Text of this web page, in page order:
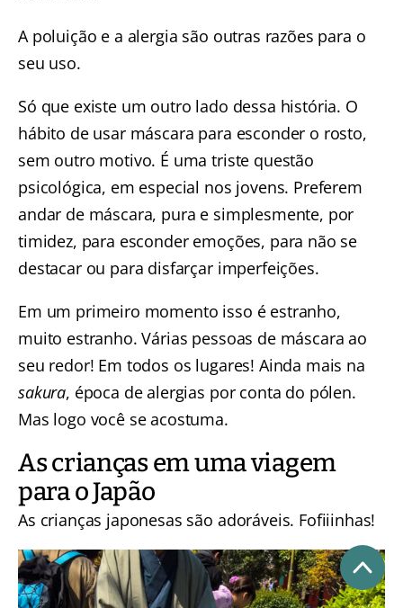
A poluição e a alergia são outras razões para o
seu uso.
Só que existe um outro lado dessa história. O
hábito de usar máscara para esconder o rosto,
sem outro motivo. É uma triste questão
psicológica, em especial nos jovens. Preferem
andar de máscara, pura e simplesmente, por
timidez, para esconder emoções, para não se
destacar ou para disfarçar imperfeições.
Em um primeiro momento isso é estranho,
muito estranho. Várias pessoas de máscara ao
seu redor! Em todos os lugares! Ainda mais na
sakura, época de alergias por conta do pólen.
Mas logo você se acostuma.
As crianças em uma viagem
para o Japão
As crianças japonesas são adoráveis. Fofiiinhas!